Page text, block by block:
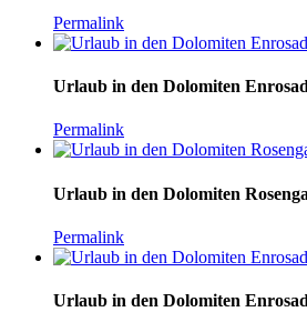
Permalink
Urlaub in den Dolomiten
Permalink
Urlaub in den Dolomiten
Permalink
Urlaub in den Dolomiten